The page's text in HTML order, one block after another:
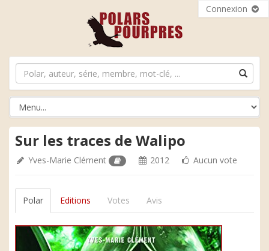
Connexion
Sur les traces de Walipo
Yves-Marie Clément 2012 Aucun vote
Polar Editions Votes Avis